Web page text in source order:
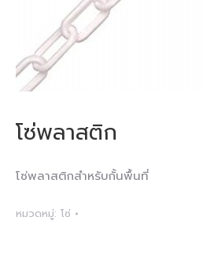
โซ่พลาสติก
โซ่พลาสติกสำหรับกั้นพื้นที่
หมวดหมู่: โซ่